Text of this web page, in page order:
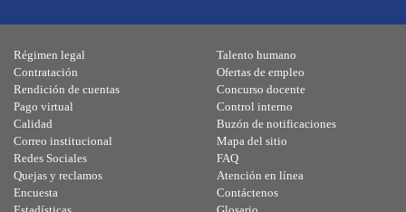
Régimen legal
Contratación
Rendición de cuentas
Pago virtual
Calidad
Talento humano
Ofertas de empleo
Concurso docente
Control interno
Buzón de notificaciones
Correo institucional
Redes Sociales
Quejas y reclamos
Encuesta
Mapa del sitio
FAQ
Atención en línea
Contáctenos